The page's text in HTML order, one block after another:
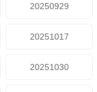
20250929
20251017
20251030